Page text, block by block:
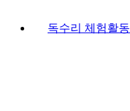
독수리 체험활동